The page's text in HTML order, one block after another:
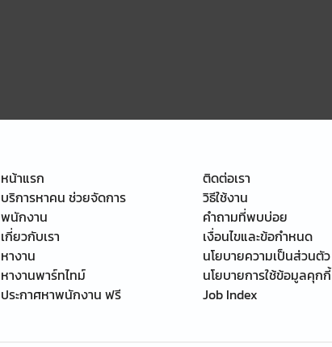
หน้าแรก
บริการหาคน ช่วยจัดการ
พนักงาน
เกี่ยวกับเรา
หางาน
หางานพาร์ทไทม์
ประกาศหาพนักงาน ฟรี
ติดต่อเรา
วิธีใช้งาน
คำถามที่พบบ่อย
เงื่อนไขและข้อกำหนด
นโยบายความเป็นส่วนตัว
นโยบายการใช้ข้อมูลคุกกี้
Job Index